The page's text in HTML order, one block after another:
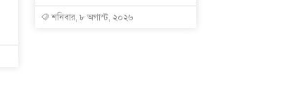
শনিবার, ৮ অগাস্ট, ২০২৬